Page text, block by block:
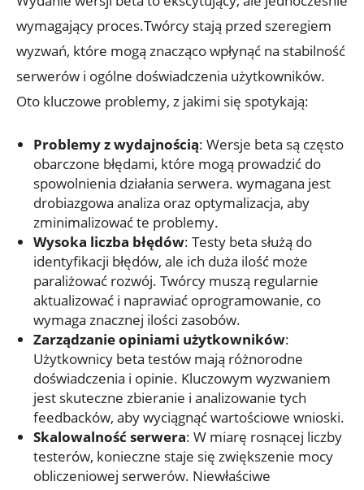
⁤wymagający proces.Twórcy stają przed szeregiem
wyzwań, które mogą znacząco wpłynąć na stabilność
serwerów i ogólne doświadczenia użytkowników.​
Oto kluczowe ​problemy, z⁣ jakimi​ się spotykają:
Problemy z​ wydajnością: Wersje beta są często
‌obarczone błędami, ⁣które ⁢mogą prowadzić do
spowolnienia działania serwera. wymagana jest
⁢drobiazgowa analiza oraz optymalizacja,‌ aby
⁣zminimalizować te problemy.
Wysoka‌ liczba błędów: Testy beta służą do ​
identyfikacji błędów,⁤ ale ich duża ilość może
paraliżować rozwój. Twórcy muszą regularnie
aktualizować i naprawiać oprogramowanie, co
wymaga‌ znacznej ilości zasobów.
Zarządzanie opiniami⁢ użytkowników:
Użytkownicy beta ⁢testów⁣ mają różnorodne
doświadczenia⁤ i⁤ opinie. Kluczowym wyzwaniem
jest skuteczne zbieranie ⁢i analizowanie tych
feedbacków, aby‌ wyciągnąć‌ wartościowe wnioski.
Skalowalność ⁣serwera: W miarę rosnącej liczby
testerów, konieczne staje​ się zwiększenie mocy ​
obliczeniowej serwerów. Niewłaściwe